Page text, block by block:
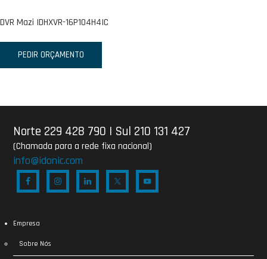
DVR Mazi IDHXVR-16P104H4IC
PEDIR ORÇAMENTO
Norte 229 428 790 | Sul 210 131 427
(Chamada para a rede fixa nacional)
info@idonic.com
Empresa
Sobre Nós